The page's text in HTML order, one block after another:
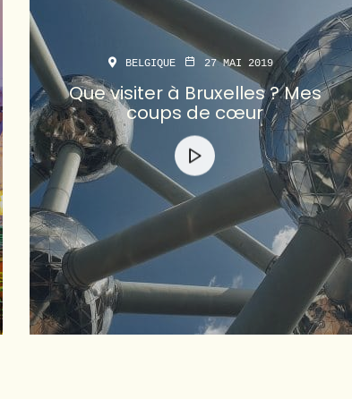
BELGIQUE 27 MAI 2019
Que visiter à Bruxelles ? Mes
coups de cœur